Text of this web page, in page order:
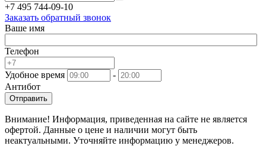
+7 495 744-09-10
Заказать обратный звонок
Ваше имя
Телефон
Удобное время
-
Антибот
Отправить
Внимание! Информация, приведенная на сайте не является
офертой. Данные о цене и наличии могут быть
неактуальными. Уточняйте информацию у менеджеров.